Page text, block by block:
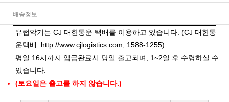
배송정보
유럽악기는 CJ 대한통운 택배를 이용하고 있습니다. (CJ 대한통
운택배: http://www.cjlogistics.com , 1588-1255)
평일 16시까지 입금완료시 당일 출고되며, 1~2일 후 수령하실 수
있습니다.
(토요일은 출고를 하지 않습니다.)